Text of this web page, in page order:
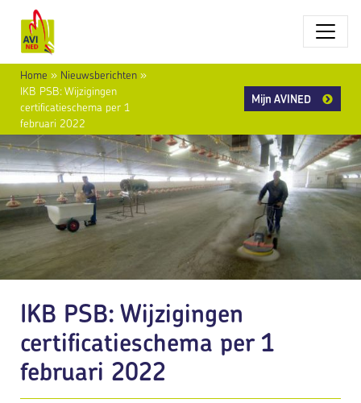
Home » Nieuwsberichten »
IKB PSB: Wijzigingen
certificatieschema per 1
februari 2022
Mijn AVINED
IKB PSB: Wijzigingen
certificatieschema per 1
februari 2022